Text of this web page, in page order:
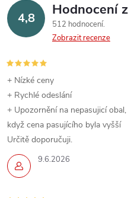
4,8 Hodnocení
512 hodnocení
Zobrazit recenze
9.6.2026
+ Nízké ceny
+ Rychlé odeslání
+ Upozornění na nepasujicí
když cena pasujícího byla vyšší
Určitě doporučuji.